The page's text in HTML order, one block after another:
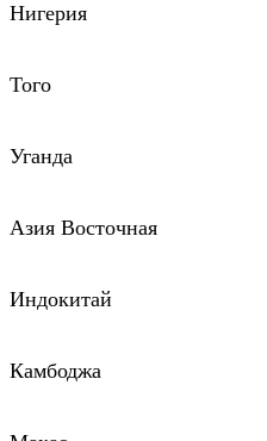
Нигерия
Того
Уганда
Азия Восточная
Индокитай
Камбоджа